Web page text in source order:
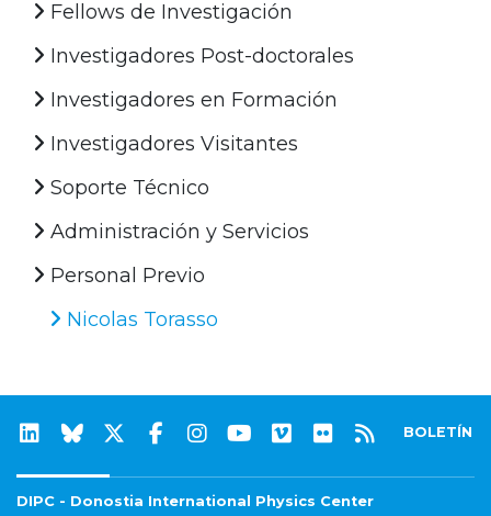
Fellows de Investigación
Investigadores Post-doctorales
Investigadores en Formación
Investigadores Visitantes
Soporte Técnico
Administración y Servicios
Personal Previo
Nicolas Torasso
BOLETÍN
DIPC - Donostia International Physics Center